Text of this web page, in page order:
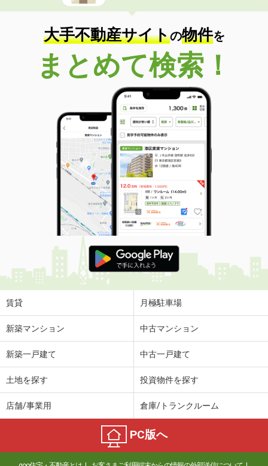
大手不動産サイトの物件を
まとめて検索！
賃貸 月極駐車場
新築マンション 中古マンション
新築一戸建て 中古一戸建て
土地を探す 投資物件を探す
店舗/事業用 倉庫/トランクルーム
PC版へ